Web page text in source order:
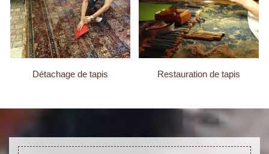
Détachage de tapis Restauration de tapis